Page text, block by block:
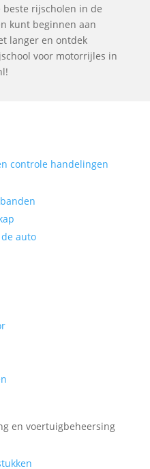
rijscholen in de
kunt beginnen aan
langer en ontdek
voor motorrijles in
controle handelingen
auto
en voertuigbeheersing